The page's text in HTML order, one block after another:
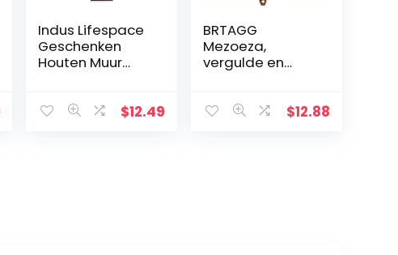
Indus Lifespace
Geschenken
Houten Muur
Opknoping met
$12.49
BRTAGG
Mezoeza,
vergulde en
$12.88